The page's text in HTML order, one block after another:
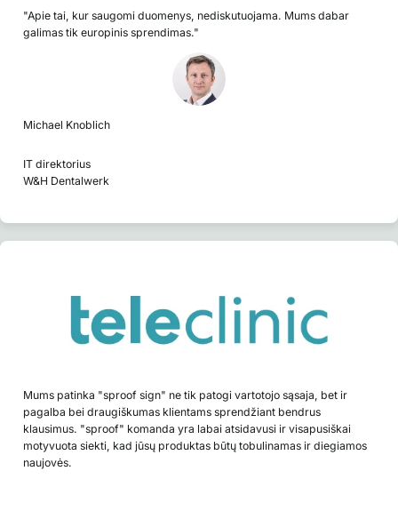
"Apie tai, kur saugomi duomenys, nediskutuojama. Mums dabar
galimas tik europinis sprendimas."
Michael Knoblich
IT direktorius
W&H Dentalwerk
Mums patinka "sproof sign" ne tik patogi vartotojo sąsaja, bet ir
pagalba bei draugiškumas klientams sprendžiant bendrus
klausimus. "sproof" komanda yra labai atsidavusi ir visapusiškai
motyvuota siekti, kad jūsų produktas būtų tobulinamas ir diegiamos
naujovės.